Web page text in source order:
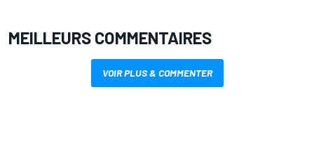
MEILLEURS COMMENTAIRES
VOIR PLUS & COMMENTER